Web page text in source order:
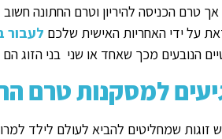
אך טרם הכניסה להיריון וטרם החתונה
על ידי האחריות האישית שלכם לעבור
הנובעים מכך שאחד או שני בני הזוג
למסקנות טרם
שמחליטים להביא לעולם לילד